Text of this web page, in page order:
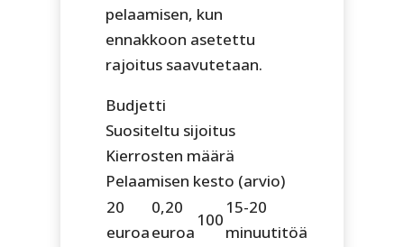
pelaamisen, kun
ennakkoon asetettu
rajoitus saavutetaan.
Budjetti
Suositeltu sijoitus
Kierrosten määrä
Pelaamisen kesto (arvio)
20
euroa
0,20
euroa
100
15-20
minuutitöä